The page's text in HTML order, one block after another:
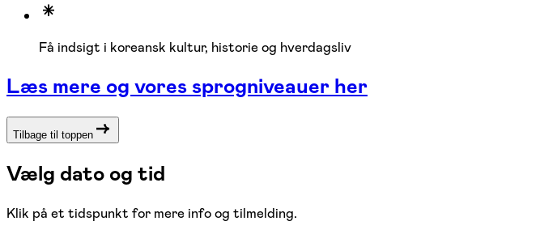
Få indsigt i koreansk kultur, historie og hverdagsliv
Læs mere og vores sprogniveauer her
Tilbage til toppen
Vælg dato og tid
Klik på et tidspunkt for mere info og tilmelding.